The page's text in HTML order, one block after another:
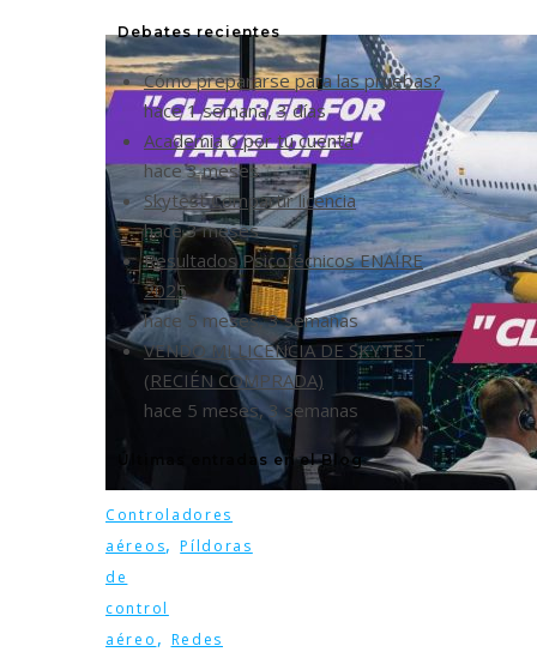
Controladores
aéreos,Píldoras
de
control
aéreo , Redes
Debates recientes
Cómo prepararse para las pruebas?
hace 1 semana, 3 días
Academia o por tu cuenta
hace 3 meses
Skytest Compartir licencia
hace 3 meses
Resultados Psicotécnicos ENAIRE
2025
hace 5 meses, 3 semanas
VENDO MI LICENCIA DE SKYTEST
(RECIÉN COMPRADA)
hace 5 meses, 3 semanas
Últimas entradas en el Blog